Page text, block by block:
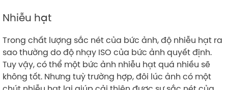
Nhiễu hạt
Trong chất lượng sắc nét của bức ảnh, độ nhiễu hạt ra
sao thường do độ nhạy ISO của bức ảnh quyết định.
Tuy vậy, có thể một bức ảnh nhiễu hạt quá nhiều sẽ
không tốt. Nhưng tuỳ trường hợp, đôi lúc ảnh có một